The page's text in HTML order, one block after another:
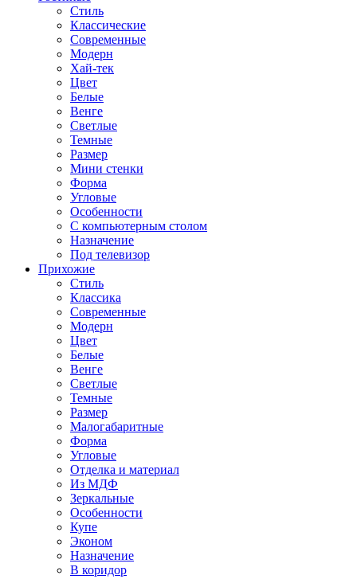
Стиль
Классические
Современные
Модерн
Хай-тек
Цвет
Белые
Венге
Светлые
Темные
Размер
Мини стенки
Форма
Угловые
Особенности
С компьютерным столом
Назначение
Под телевизор
Прихожие
Стиль
Классика
Современные
Модерн
Цвет
Белые
Венге
Светлые
Темные
Размер
Малогабаритные
Форма
Угловые
Отделка и материал
Из МДФ
Зеркальные
Особенности
Купе
Эконом
Назначение
В коридор